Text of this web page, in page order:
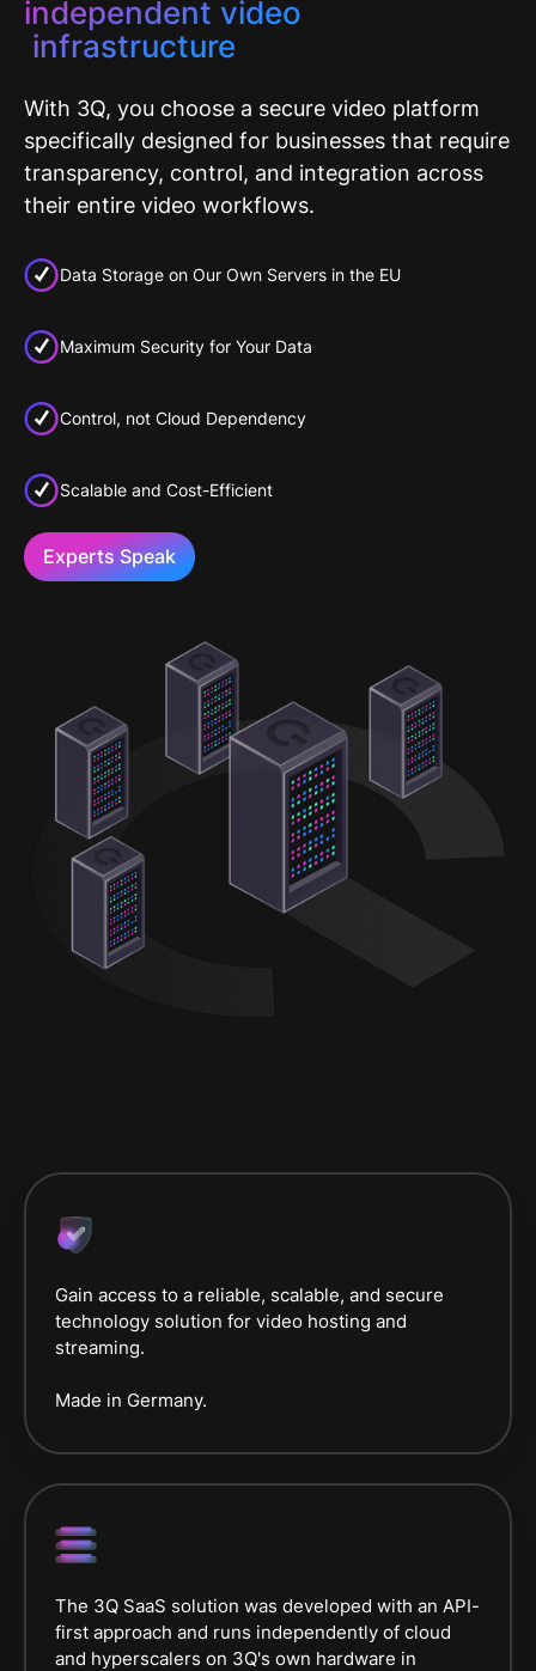
independent video
infrastructure
With 3Q, you choose a secure video platform
specifically designed for businesses that require
transparency, control, and integration across
their entire video workflows.
Data Storage on Our Own Servers in the EU
Maximum Security for Your Data
Control, not Cloud Dependency
Scalable and Cost-Efficient
Experts Speak
Gain access to a reliable, scalable, and secure
technology solution for video hosting and
streaming.
Made in Germany.
The 3Q SaaS solution was developed with an API-
first approach and runs independently of cloud
and hyperscalers on 3Q's own hardware in